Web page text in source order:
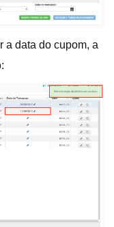
a data do cupom, a